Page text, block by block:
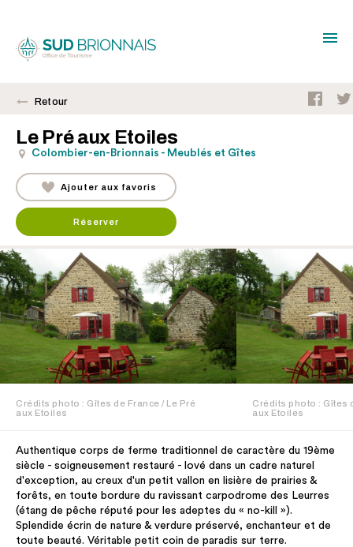
Retour
Le Pré aux Etoiles
Colombier-en-Brionnais - Meublés et Gîtes
Ajouter aux favoris
Réserver
Crédits photo : Gîtes de France / Le Pré
aux Etoiles
Crédits photo : Gîtes
aux Etoiles
Authentique corps de ferme traditionnel de caractère du 19ème
siècle - soigneusement restauré - lové dans un cadre naturel
d'exception, au creux d'un petit vallon en lisière de prairies &
forêts, en toute bordure du ravissant carpodrome des Leurres
(étang de pêche réputé pour les adeptes du « no-kill »).
Splendide écrin de nature & verdure préservé, enchanteur et de
toute beauté. Véritable petit coin de paradis sur terre.